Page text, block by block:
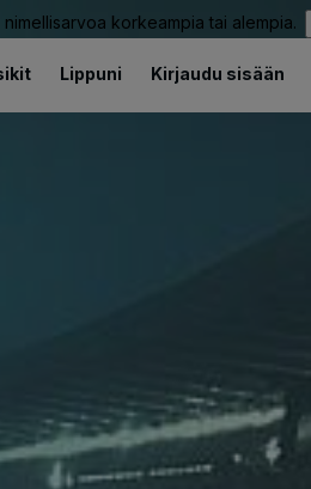
korkeampia tai alempia.
Lippuni Kirjaudu sisään